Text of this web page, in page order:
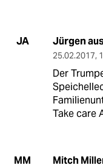
JA Jürgen
25.02.2017,
Der
Take care
MM Mitch